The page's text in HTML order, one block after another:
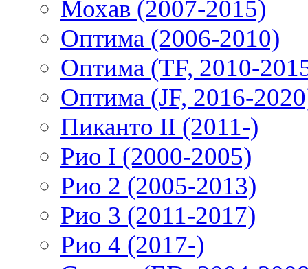
Мохав (2007-2015)
Оптима (2006-2010)
Оптима (TF, 2010-
Оптима (JF, 2016-
Пиканто II (2011-)
Рио I (2000-2005)
Рио 2 (2005-2013)
Рио 3 (2011-2017)
Рио 4 (2017-)